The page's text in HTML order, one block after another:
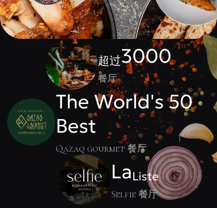
超过3000
餐厅
The World's 50
Best
Qazaq gourmet 餐厅
LaListe
Selfie 餐厅